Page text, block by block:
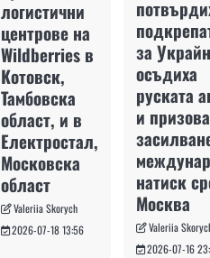
логистични
центрове на
Wildberries в
Котовск,
Тамбовска
област, и в
Електростал,
Московска
област
Valeriia Skorych
2026-07-18 13:56
за
осъдиха
руската
и
натиск
Москва
Valeriia
2026-07-16